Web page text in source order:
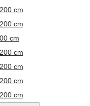
cm
cm
cm
cm
cm
cm
cm